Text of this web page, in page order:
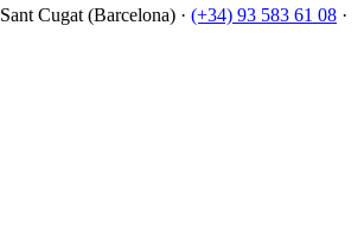
Sant Cugat (Barcelona) · (+34) 93 583 61 08 ·